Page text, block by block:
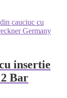
insertie
Bar